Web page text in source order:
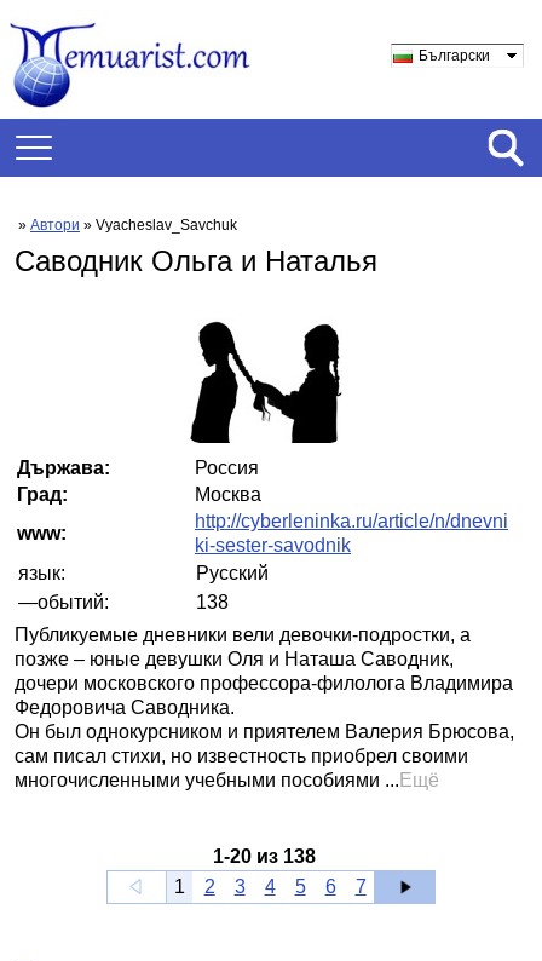
Български
» Автори » Vyacheslav_Savchuk
Саводник Ольга и Наталья
Държава:
Россия
Град:
Москва
www:
http://cyberleninka.ru/article/n/dnevni
ki-sester-savodnik
язык:
Русский
—обытий:
138
Публикуемые дневники вели девочки-подростки, а
позже – юные девушки Оля и Наташа Саводник,
дочери московского профессора-филолога Владимира
Федоровича Саводника.
Он был однокурсником и приятелем Валерия Брюсова,
сам писал стихи, но известность приобрел своими
многочисленными учебными пособиями ... Ещё
1-20 из 138
1
2 3 4 5 6 7